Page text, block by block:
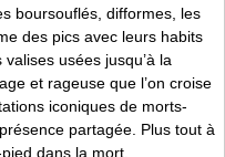
boursouflés, difformes, les
des pics avec leurs habits
usées jusqu’à la
et rageuse que l’on croise
iconiques de morts-
partagée. Plus tout à
dans la mort.